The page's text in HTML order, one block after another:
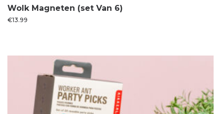
Wolk Magneten (set Van 6)
€13.99